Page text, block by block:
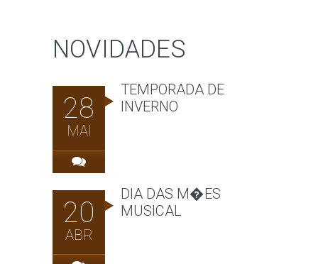
NOVIDADES
28
MAI
TEMPORADA DE
INVERNO
20
ABR
DIA DAS M�ES
MUSICAL